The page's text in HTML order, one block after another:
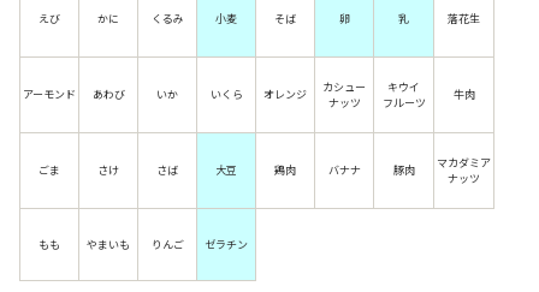
えび かに くるみ 小麦 そば 卵 乳 落花生
アーモンド あわび いか いくら オレンジ
カシュー
ナッツ
キウイ
フルーツ
牛肉
ごま さけ さば 大豆 鶏肉 バナナ 豚肉
マカダミア
ナッツ
もも やまいも りんご ゼラチン